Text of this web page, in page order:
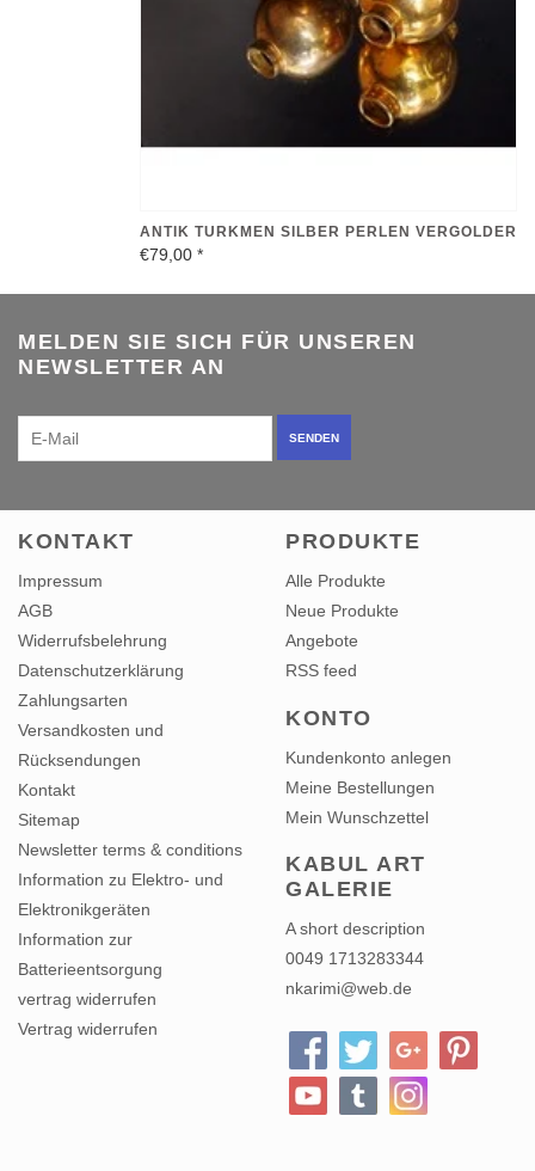
ANTIK TURKMEN SILBER PERLEN VERGOLDER
€79,00 *
MELDEN SIE SICH FÜR UNSEREN
NEWSLETTER AN
SENDEN
KONTAKT
Impressum
AGB
Widerrufsbelehrung
Datenschutzerklärung
Zahlungsarten
Versandkosten und
Rücksendungen
Kontakt
Sitemap
Newsletter terms & conditions
Information zu Elektro- und
Elektronikgeräten
Information zur
Batterieentsorgung
vertrag widerrufen
Vertrag widerrufen
PRODUKTE
Alle Produkte
Neue Produkte
Angebote
RSS feed
KONTO
Kundenkonto anlegen
Meine Bestellungen
Mein Wunschzettel
KABUL ART
GALERIE
A short description
0049 1713283344
nkarimi@web.de